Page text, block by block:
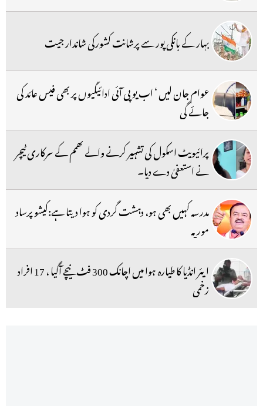
بہار کے بانکی پور سے پرشانت کشورکی شاندار جیت
عوام جان لیں ‘ اب یو پی آئی ادائیگیوں پر بھی فیس عائد کی
جائے گی
پرائیویٹ اسکول کی تشہیر کرنے والے کھمم کے سرکاری ٹیچر
نے استعفیٰ دے دیا۔
مدرسہ کہیں بھی ہو، دہشت گردی کو ہوا دیتا ہے:کیشو پرساد
موریہ
ایئر انڈیا کا طیارہ ہوا میں اچانک 300 فٹ نیچے آگیا ، 17 افراد
زخمی